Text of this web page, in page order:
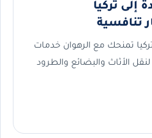
تركيا
تمنحك مع الرهوان خدمات
الأثاث والبضائع والطرود